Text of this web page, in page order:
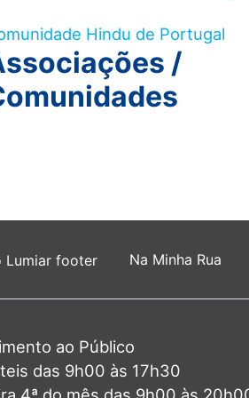
Hindu de Portugal
/
Na Minha Rua
ao Público
das 9h00 às 17h30